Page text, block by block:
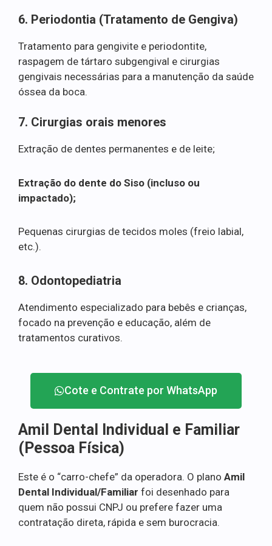
6. Periodontia (Tratamento de Gengiva)
Tratamento para gengivite e periodontite,
raspagem de tártaro subgengival e cirurgias
gengivais necessárias para a manutenção da saúde
óssea da boca.
7. Cirurgias orais menores
Extração de dentes permanentes e de leite;
Extração do dente do Siso (incluso ou
impactado);
Pequenas cirurgias de tecidos moles (freio labial,
etc.).
8. Odontopediatria
Atendimento especializado para bebês e crianças,
focado na prevenção e educação, além de
tratamentos curativos.
Cote e Contrate por WhatsApp
Amil Dental Individual e Familiar
(Pessoa Física)
Este é o “carro-chefe” da operadora. O plano Amil
Dental Individual/Familiar foi desenhado para
quem não possui CNPJ ou prefere fazer uma
contratação direta, rápida e sem burocracia.